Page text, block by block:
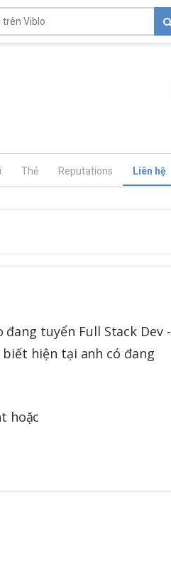
Thẻ Reputations Liên hệ
tuyển Full Stack Dev -
hiện tại anh có đang
hoặc